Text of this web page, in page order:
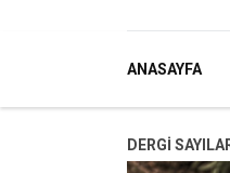
ANASAYFA
DERGI